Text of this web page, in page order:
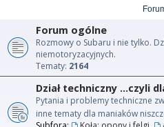
Forum ogólne
Rozmowy o Subaru i nie tylko.
niemotoryzacyjnych.
Tematy: 2164
Dział techniczny ...czyli
Pytania i problemy techniczne
inne tematy dla maniaków